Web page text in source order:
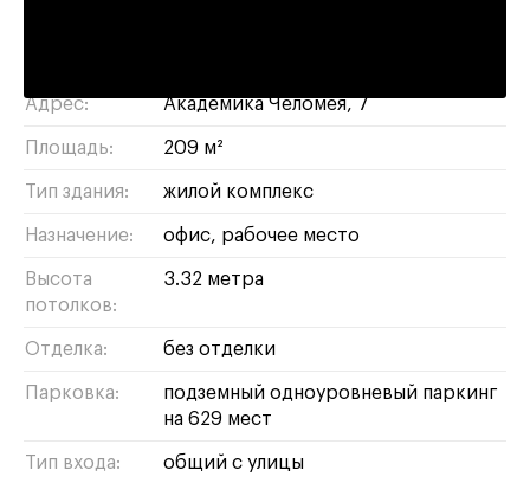
Адрес: Академика Челомея, 7
Площадь: 209 м²
Тип здания: жилой комплекс
Назначение: офис рабочее место
Высота
потолков:
3.32 метра
Отделка: без отделки
Парковка:
подземный одноуровневый паркинг
на 629 мест
Тип входа: общий с улицы